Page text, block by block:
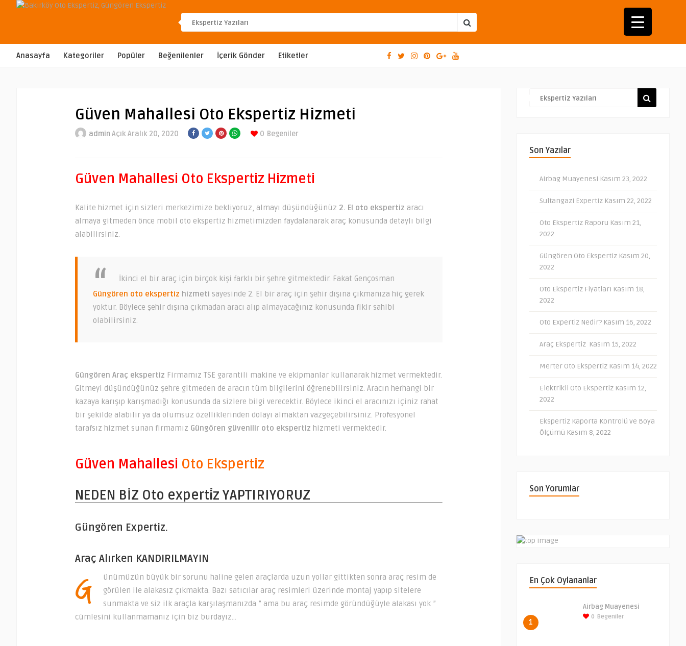
Anasayfa Kategoriler Popüler Beğenilenler İçerik Gönder Etiketler
Güven Mahallesi Oto Ekspertiz Hizmeti
admin Açık Aralık 20, 2020 0 Begeniler
Güven Mahallesi Oto Ekspertiz Hizmeti
Kalite hizmet için sizleri merkezimize bekliyoruz, almayı düşündüğünüz 2. El oto ekspertiz aracı
almaya gitmeden önce mobil oto ekspertiz hizmetimizden faydalanarak araç konusunda detaylı bilgi
alabilirsiniz.
İkinci el bir araç için birçok kişi farklı bir şehre gitmektedir. Fakat Gençosman
Güngören oto ekspertiz hizmeti sayesinde 2. El bir araç için şehir dışına çıkmanıza hiç gerek
yoktur. Böylece şehir dışına çıkmadan aracı alıp almayacağınız konusunda fikir sahibi
olabilirsiniz.
Güngören Araç ekspertiz Firmamız TSE garantili makine ve ekipmanlar kullanarak hizmet vermektedir.
Gitmeyi düşündüğünüz şehre gitmeden de aracın tüm bilgilerini öğrenebilirsiniz. Aracın herhangi bir
kazaya karışıp karışmadığı konusunda da sizlere bilgi verecektir. Böylece ikinci el aracınızı içiniz rahat
bir şekilde alabilir ya da olumsuz özelliklerinden dolayı almaktan vazgeçebilirsiniz. Profesyonel
tarafsız hizmet sunan firmamız Güngören güvenilir oto ekspertiz hizmeti vermektedir.
Güven Mahallesi Oto Ekspertiz
NEDEN BİZ Oto experti̇z YAPTIRIYORUZ
Güngören Expertiz.
Araç Alırken KANDIRILMAYIN
G
ünümüzün büyük bir sorunu haline gelen araçlarda uzun yollar gittikten sonra araç resim de
görülen ile alakasız çıkmakta. Bazı satıcılar araç resimleri üzerinde montaj yapıp sitelere
sunmakta ve siz ilk araçla karşılaşmanızda ” ama bu araç resimde göründüğüyle alakası yok ”
cümlesini kullanmamanız için biz burdayız…
Son Yazılar
Airbag Muayenesi Kasım 23, 2022
Sultangazi Expertiz Kasım 22, 2022
Oto Ekspertiz Raporu Kasım 21,
2022
Güngören Oto Ekspertiz Kasım 20,
2022
Oto Ekspertiz Fiyatları Kasım 18,
2022
Oto Expertiz Nedir? Kasım 16, 2022
Araç Ekspertiz Kasım 15, 2022
Merter Oto Ekspertiz Kasım 14, 2022
Elektrikli Oto Ekspertiz Kasım 12,
2022
Ekspertiz Kaporta Kontrolü ve Boya
Ölçümü Kasım 8, 2022
Son Yorumlar
En Çok Oylananlar
1
Airbag Muayenesi
0 Begeniler